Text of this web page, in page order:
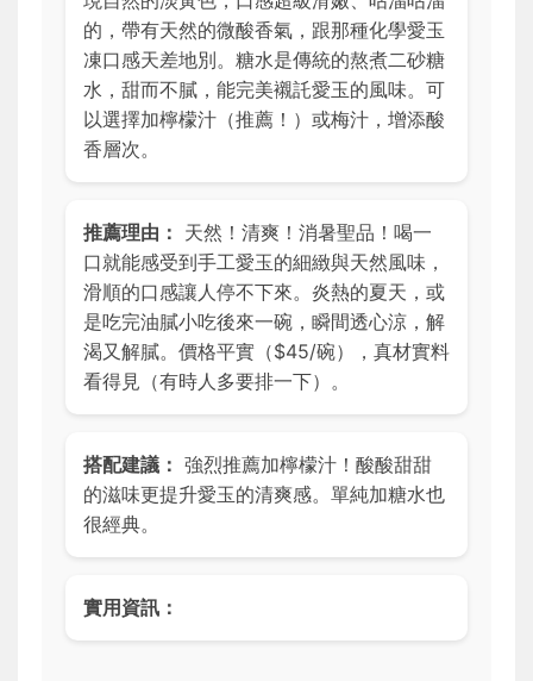
的，帶有天然的微酸香氣，跟那種化學愛玉
凍口感天差地別。糖水是傳統的熬煮二砂糖
水，甜而不膩，能完美襯託愛玉的風味。可
以選擇加檸檬汁（推薦！）或梅汁，增添酸
香層次。
推薦理由： 天然！清爽！消暑聖品！喝一
口就能感受到手工愛玉的細緻與天然風味，
滑順的口感讓人停不下來。炎熱的夏天，或
是吃完油膩小吃後來一碗，瞬間透心涼，解
渴又解膩。價格平實（$45/碗），真材實料
看得見（有時人多要排一下）。
搭配建議： 強烈推薦加檸檬汁！酸酸甜甜
的滋味更提升愛玉的清爽感。單純加糖水也
很經典。
實用資訊：